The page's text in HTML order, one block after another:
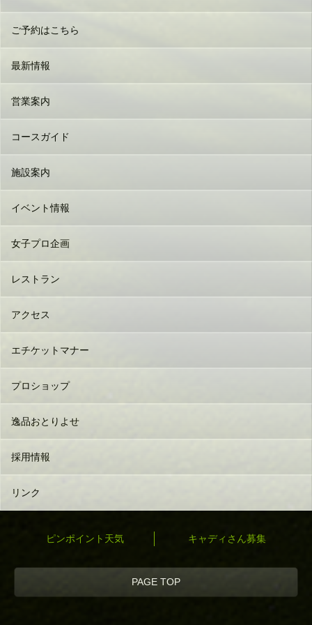
ご予約はこちら
最新情報
営業案内
コースガイド
施設案内
イベント情報
女子プロ企画
レストラン
アクセス
エチケットマナー
プロショップ
逸品おとりよせ
採用情報
リンク
ピンポイント天気 キャディさん募集
PAGE TOP